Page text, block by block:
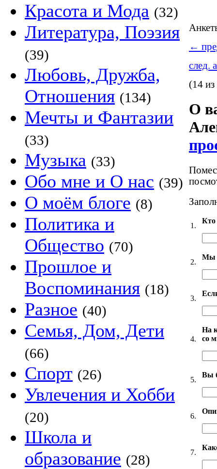
Красота и Мода (32)
Литература, Поэзия
(39)
Любовь, Дружба,
Отношения (134)
Мечты и Фантазии
(33)
Музыка (33)
Обо мне и О нас (39)
О моём блоге (8)
Политика и
Общество (70)
Прошлое и
Воспоминания (18)
Разное (40)
Семья, Дом, Дети
(66)
Спорт (26)
Увлечения и Хобби
(20)
Школа и
образование (28)
←
след.
(14
О
1.
2.
Мы
3.
4.
На
со
5.
Вы
6.
7.